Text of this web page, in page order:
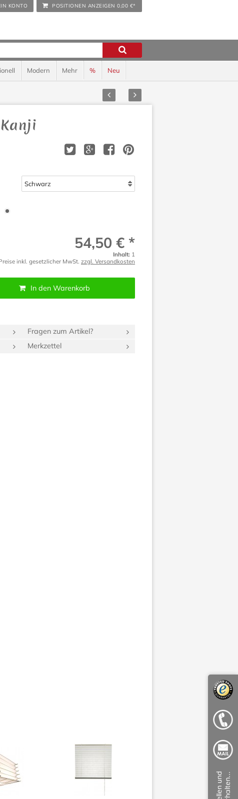
KONTO POSITIONEN ANZEIGEN 0,00 €*
Modern Mehr % Neu
Zurück Vor
54,50 € *
Inhalt: 1
inkl. gesetzlicher MwSt. zzgl. Versandkosten
In den Warenkorb
Fragen zum Artikel?
Merkzettel